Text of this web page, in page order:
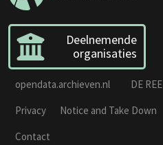
Deelnemende
organisaties
opendata.archieven.nl DE REE
Privacy
Notice and Take Down
Contact